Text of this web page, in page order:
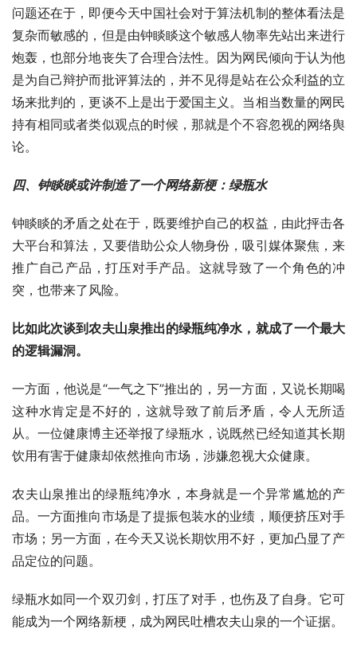
问题还在于，即便今天中国社会对于算法机制的整体看法是
复杂而敏感的，但是由钟睒睒这个敏感人物率先站出来进行
炮轰，也部分地丧失了合理合法性。因为网民倾向于认为他
是为自己辩护而批评算法的，并不见得是站在公众利益的立
场来批判的，更谈不上是出于爱国主义。当相当数量的网民
持有相同或者类似观点的时候，那就是个不容忽视的网络舆
论。
四、钟睒睒或许制造了一个网络新梗：绿瓶水
钟睒睒的矛盾之处在于，既要维护自己的权益，由此抨击各
大平台和算法，又要借助公众人物身份，吸引媒体聚焦，来
推广自己产品，打压对手产品。这就导致了一个角色的冲
突，也带来了风险。
比如此次谈到农夫山泉推出的绿瓶纯净水，就成了一个最大
的逻辑漏洞。
一方面，他说是“一气之下”推出的，另一方面，又说长期喝
这种水肯定是不好的，这就导致了前后矛盾，令人无所适
从。一位健康博主还举报了绿瓶水，说既然已经知道其长期
饮用有害于健康却依然推向市场，涉嫌忽视大众健康。
农夫山泉推出的绿瓶纯净水，本身就是一个异常尴尬的产
品。一方面推向市场是了提振包装水的业绩，顺便挤压对手
市场；另一方面，在今天又说长期饮用不好，更加凸显了产
品定位的问题。
绿瓶水如同一个双刃剑，打压了对手，也伤及了自身。它可
能成为一个网络新梗，成为网民吐槽农夫山泉的一个证据。